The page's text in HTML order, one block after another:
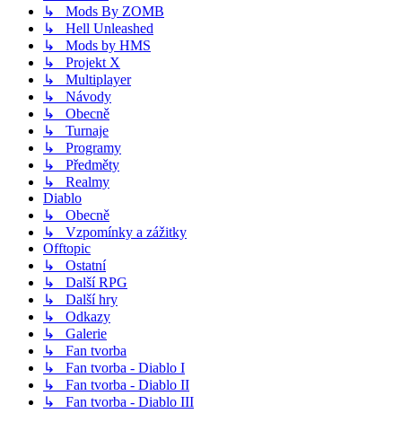
↳ Mods By ZOMB
↳ Hell Unleashed
↳ Mods by HMS
↳ Projekt X
↳ Multiplayer
↳ Návody
↳ Obecně
↳ Turnaje
↳ Programy
↳ Předměty
↳ Realmy
Diablo
↳ Obecně
↳ Vzpomínky a zážitky
Offtopic
↳ Ostatní
↳ Další RPG
↳ Další hry
↳ Odkazy
↳ Galerie
↳ Fan tvorba
↳ Fan tvorba - Diablo I
↳ Fan tvorba - Diablo II
↳ Fan tvorba - Diablo III